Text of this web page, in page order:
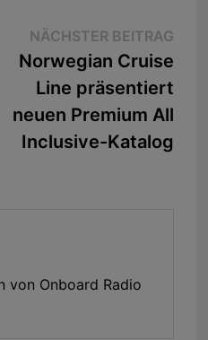
NÄCHSTER BEITRAG
Norwegian Cruise
Line präsentiert
neuen Premium All
Inclusive-Katalog
von Onboard Radio